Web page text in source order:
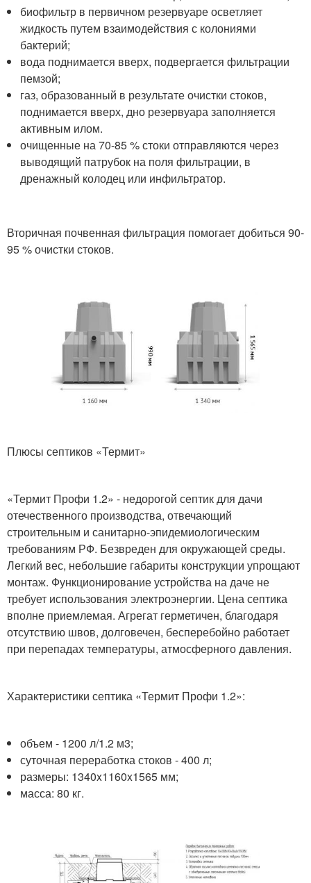
биофильтр в первичном резервуаре осветляет
жидкость путем взаимодействия с колониями
бактерий;
вода поднимается вверх, подвергается фильтрации
пемзой;
газ, образованный в результате очистки стоков,
поднимается вверх, дно резервуара заполняется
активным илом.
очищенные на 70-85 % стоки отправляются через
выводящий патрубок на поля фильтрации, в
дренажный колодец или инфильтратор.
Вторичная почвенная фильтрация помогает добиться 90-
95 % очистки стоков.
Плюсы септиков «Термит»
«Термит Профи 1.2» - недорогой септик для дачи
отечественного производства, отвечающий
строительным и санитарно-эпидемиологическим
требованиям РФ. Безвреден для окружающей среды.
Легкий вес, небольшие габариты конструкции упрощают
монтаж. Функционирование устройства на даче не
требует использования электроэнергии. Цена септика
вполне приемлемая. Агрегат герметичен, благодаря
отсутствию швов, долговечен, бесперебойно работает
при перепадах температуры, атмосферного давления.
Характеристики септика «Термит Профи 1.2»:
объем - 1200 л/1.2 м3;
суточная переработка стоков - 400 л;
размеры: 1340x1160x1565 мм;
масса: 80 кг.